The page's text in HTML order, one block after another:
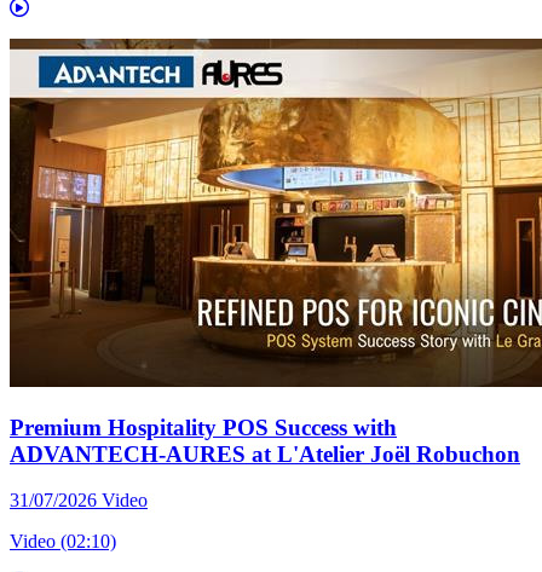
Premium Hospitality POS Success with
ADVANTECH-AURES at L'Atelier Joël Robuchon
31/07/2026 Video
Video (02:10)